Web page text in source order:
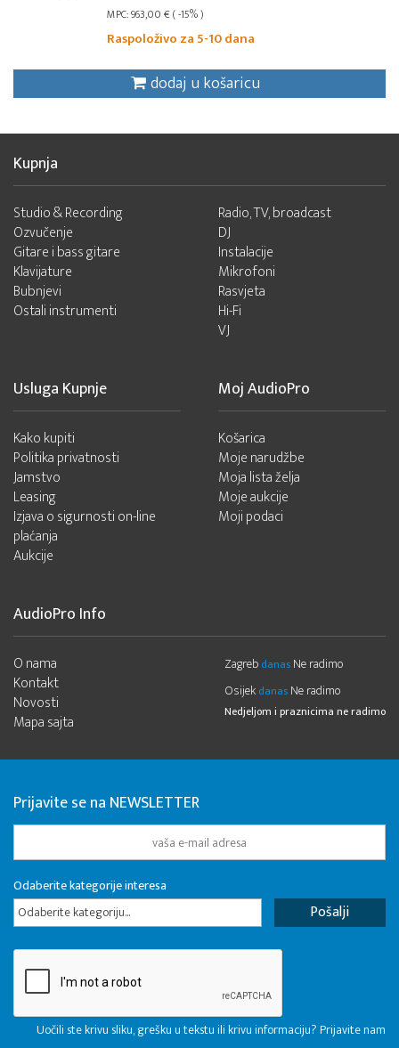
MPC: 963,00 € ( -15% )
Raspoloživo za 5-10 dana
dodaj u košaricu
Kupnja
Studio & Recording
Ozvučenje
Gitare i bass gitare
Klavijature
Bubnjevi
Ostali instrumenti
Radio, TV, broadcast
DJ
Instalacije
Mikrofoni
Rasvjeta
Hi-Fi
VJ
Usluga Kupnje
Kako kupiti
Politika privatnosti
Jamstvo
Leasing
Izjava o sigurnosti on-line
plaćanja
Aukcije
Moj AudioPro
Košarica
Moje narudžbe
Moja lista želja
Moje aukcije
Moji podaci
AudioPro Info
O nama
Kontakt
Novosti
Mapa sajta
Zagreb danas Ne radimo
Osijek danas Ne radimo
Nedjeljom i praznicima ne radimo
Prijavite se na NEWSLETTER
Odaberite kategorije interesa
Odaberite kategoriju...
Uočili ste krivu sliku, grešku u tekstu ili krivu informaciju? Prijavite nam